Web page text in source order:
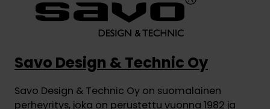
Savo Design & Technic Oy
Savo Design & Technic Oy on suomalainen
perheyritys, joka on perustettu vuonna 1982 ja